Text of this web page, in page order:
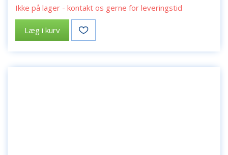
Ikke på lager - kontakt os gerne for leveringstid
Læg i kurv